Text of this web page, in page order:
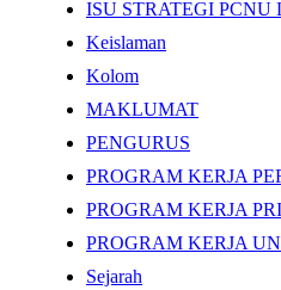
ISU STRATEGI
Keislaman
Kolom
MAKLUMAT
PENGURUS
PROGRAM KERJA
PROGRAM KERJA
PROGRAM KERJA
Sejarah